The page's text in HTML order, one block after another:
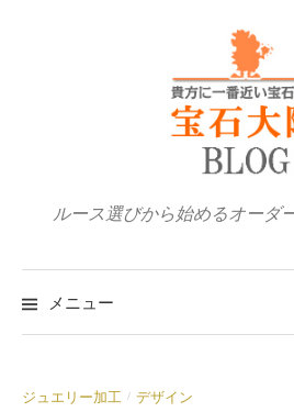
ルース選びから始めるオーダ
メニュー
ジュエリー加工 / デザイン